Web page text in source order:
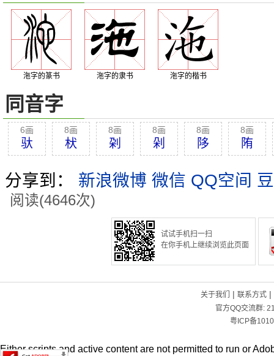
沲字的篆书 沲字的隶书 沲字的楷书
同音字
6画
驮
8画
枤
8画
刴
8画
剁
8画
陊
8画
陏
分享到： 新浪微博 微信 QQ空间
阅读(4646次)
试试手机扫一扫
在你手机上继续浏览此页面
关于我们 | 联系方式|
官方QQ交流群:
粤ICP备
Either scripts and active content are not permitted to run or